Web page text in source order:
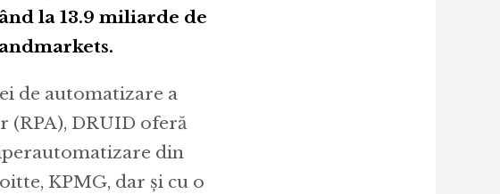
la 13.9 miliarde de
de automatizare a
DRUID oferă
din
KPMG, dar şi cu o